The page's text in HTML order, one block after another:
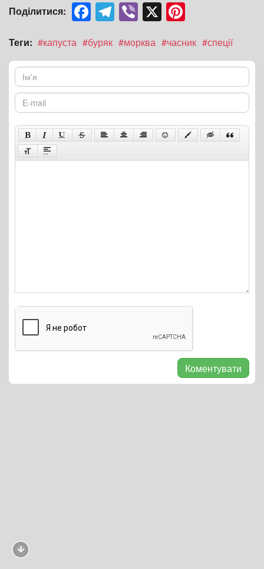
Поділитися: FacebookTelegramViber X
Теги: #капуста #буряк #морква #часник #спеції
Коментувати